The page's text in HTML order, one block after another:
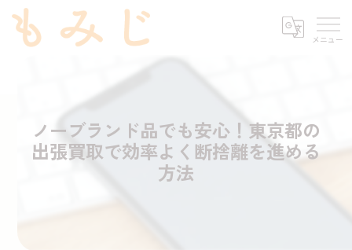
ノーブランド品でも安心！東京都の
出張買取で効率よく断捨離を進める
方法